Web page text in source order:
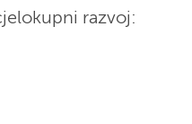
razvoj: